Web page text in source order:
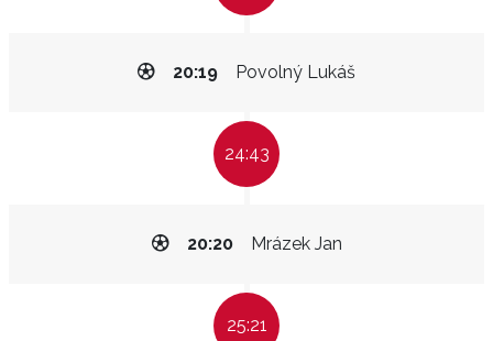
Povolný Lukáš
20:19
24:43
Mrázek Jan
20:20
25:21